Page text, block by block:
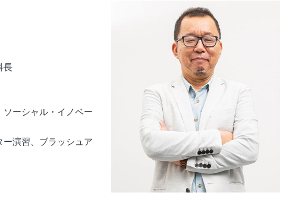
長
ソーシャル・イノベー
ー演習、ブラッシュア